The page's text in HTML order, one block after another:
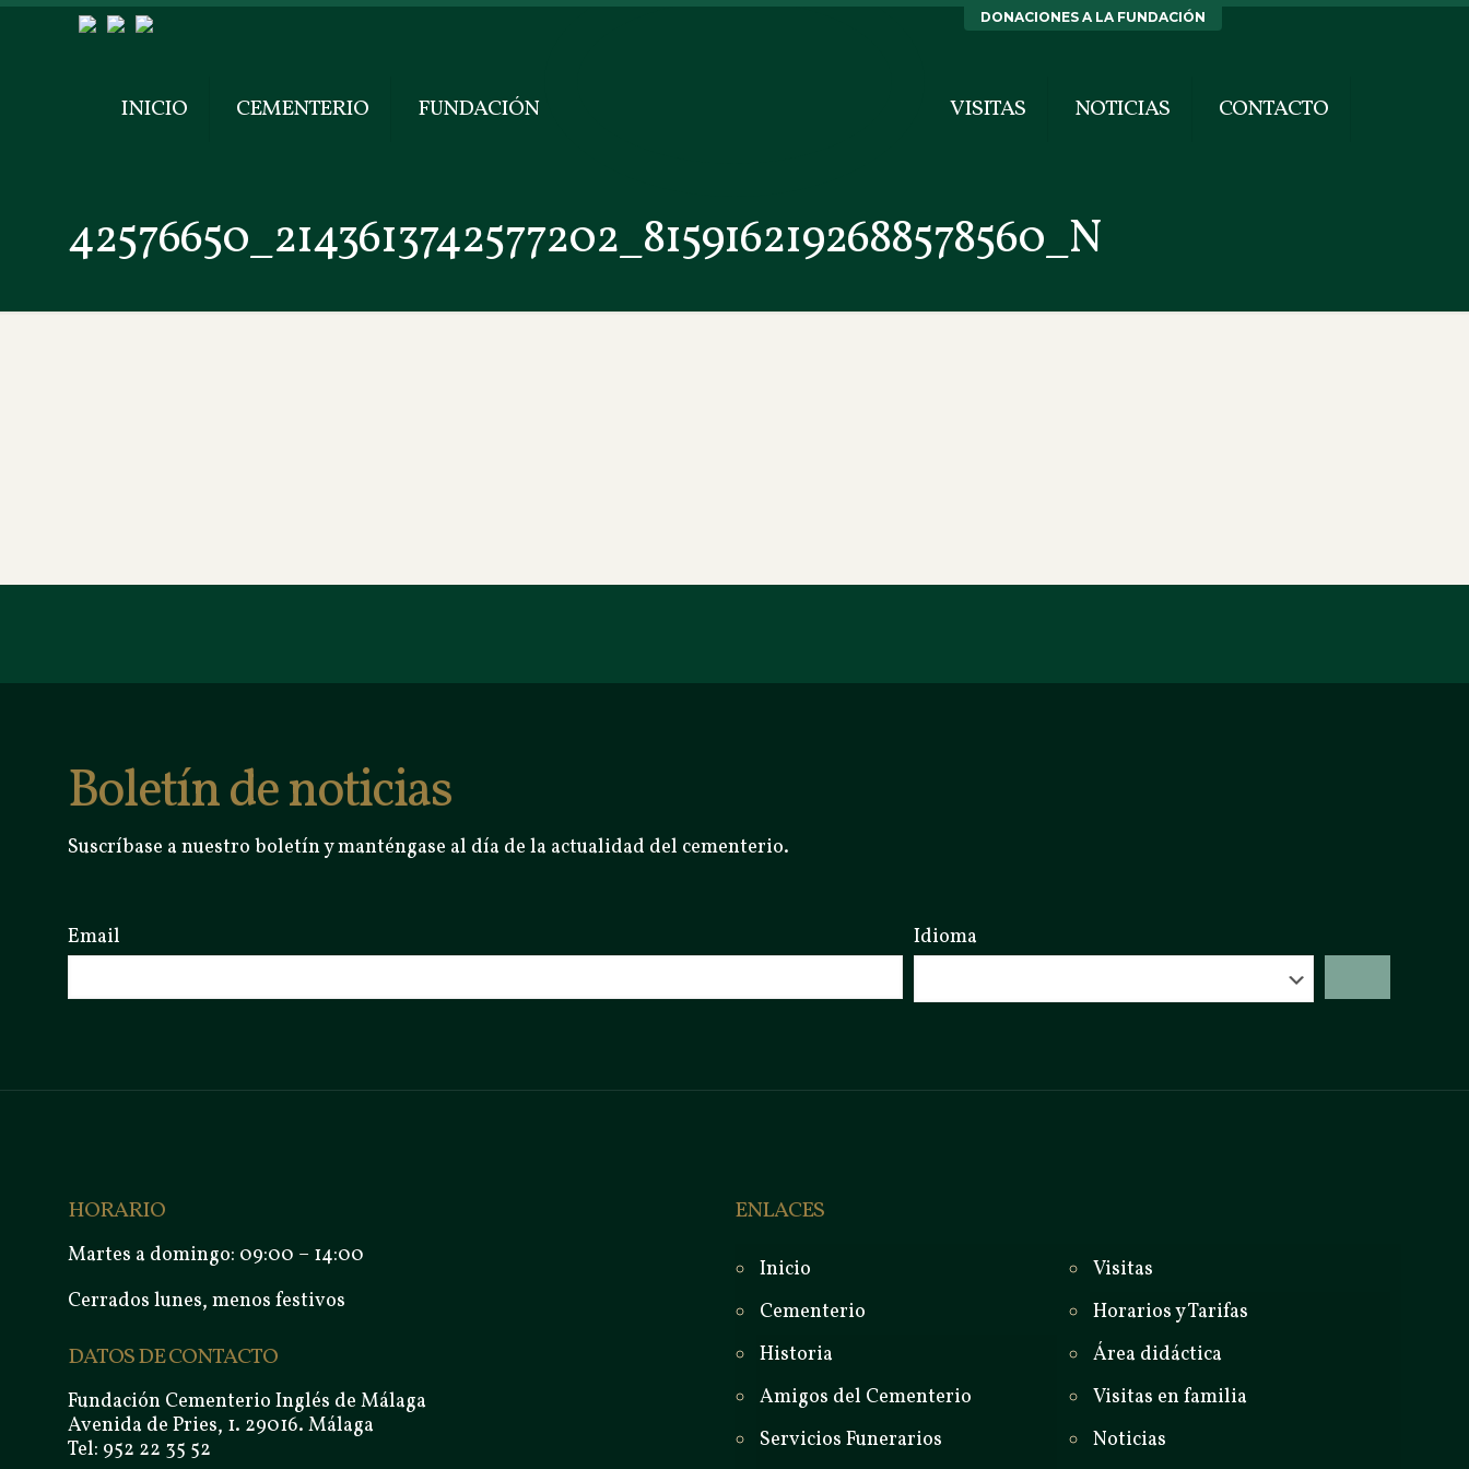
DONACIONES A LA FUNDACIÓN
INICIO CEMENTERIO FUNDACIÓN VISITAS NOTICIAS CONTACTO
42576650_2143613742577202_8159162192688578560_N
Boletín de noticias
Suscríbase a nuestro boletín y manténgase al día de la actualidad del cementerio.
Email Idioma
HORARIO
Martes a domingo: 09:00 – 14:00
Cerrados lunes, menos festivos
DATOS DE CONTACTO
Fundación Cementerio Inglés de Málaga
Avenida de Pries, 1. 29016. Málaga
Tel: 952 22 35 52
ENLACES
Inicio
Cementerio
Historia
Amigos del Cementerio
Servicios Funerarios
Visitas
Horarios y Tarifas
Área didáctica
Visitas en familia
Noticias